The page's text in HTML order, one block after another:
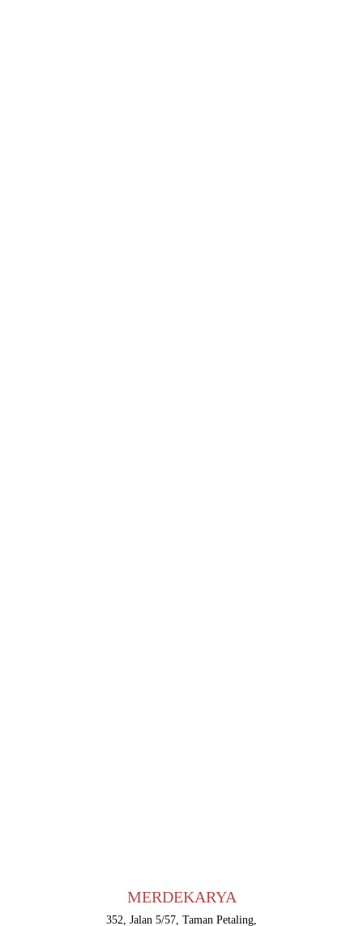
MERDEKARYA
352, Jalan 5/57, Taman Petaling,